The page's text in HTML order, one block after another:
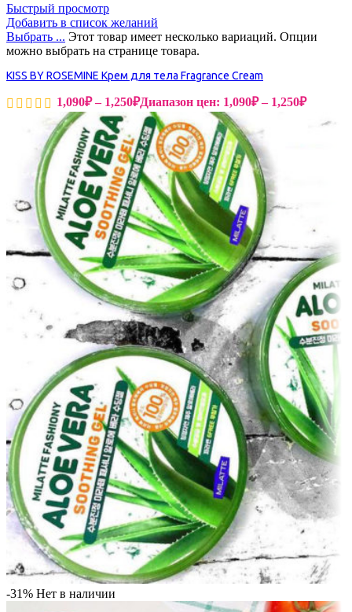
Быстрый просмотр
Добавить в список желаний
Выбрать ... Этот товар имеет несколько вариаций. Опции
можно выбрать на странице товара.
KISS BY ROSEMINE Крем для тела Fragrance Cream
1,090₽ – 1,250₽Диапазон цен: 1,090₽ – 1,250₽
-31% Нет в наличии